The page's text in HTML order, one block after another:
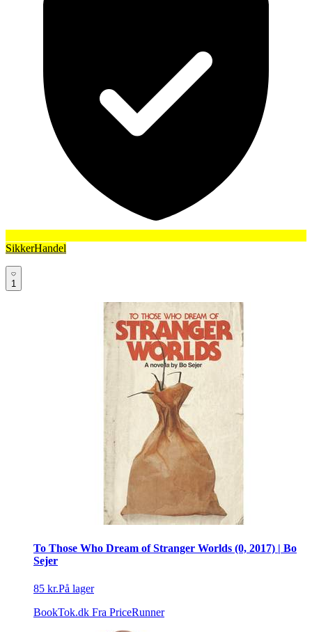
SikkerHandel
1
To Those Who Dream of Stranger Worlds (0, 2017) | Bo
Sejer
85 kr.På lager
BookTok.dk Fra PriceRunner